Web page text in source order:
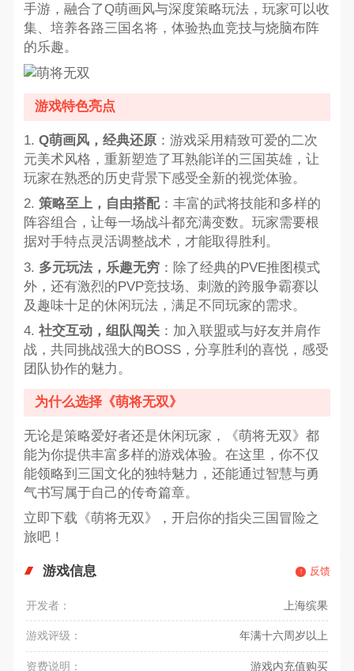
手游，融合了Q萌画风与深度策略玩法，玩家可以收
集、培养各路三国名将，体验热血竞技与烧脑布阵
的乐趣。
游戏特色亮点
1. Q萌画风，经典还原：游戏采用精致可爱的二次
元美术风格，重新塑造了耳熟能详的三国英雄，让
玩家在熟悉的历史背景下感受全新的视觉体验。
2. 策略至上，自由搭配：丰富的武将技能和多样的
阵容组合，让每一场战斗都充满变数。玩家需要根
据对手特点灵活调整战术，才能取得胜利。
3. 多元玩法，乐趣无穷：除了经典的PVE推图模式
外，还有激烈的PVP竞技场、刺激的跨服争霸赛以
及趣味十足的休闲玩法，满足不同玩家的需求。
4. 社交互动，组队闯关：加入联盟或与好友并肩作
战，共同挑战强大的BOSS，分享胜利的喜悦，感受
团队协作的魅力。
为什么选择《萌将无双》
无论是策略爱好者还是休闲玩家，《萌将无双》都
能为你提供丰富多样的游戏体验。在这里，你不仅
能领略到三国文化的独特魅力，还能通过智慧与勇
气书写属于自己的传奇篇章。
立即下载《萌将无双》，开启你的指尖三国冒险之
旅吧！
游戏信息 反馈
开发者： 上海缤果
游戏评级： 年满十六周岁以上
资费说明： 游戏内充值购买